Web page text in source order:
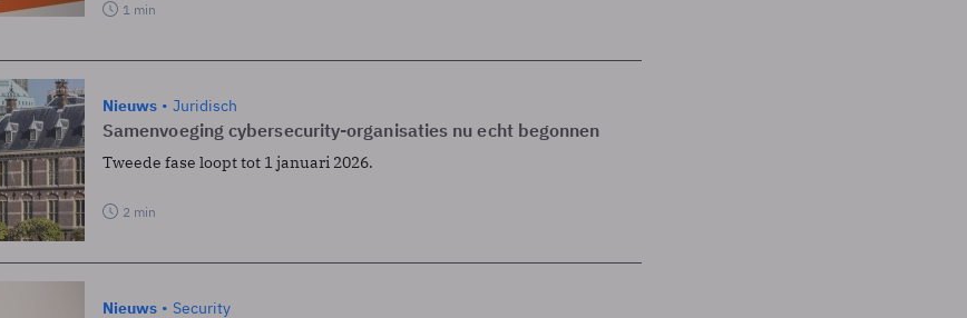
1 min
Nieuws Juridisch
Samenvoeging cybersecurity-organisaties nu echt begonnen
Tweede fase loopt tot 1 januari 2026.
2 min
Nieuws Security